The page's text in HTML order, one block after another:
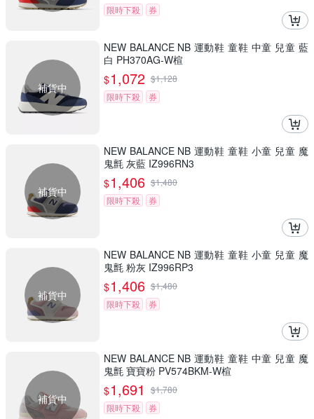
限時下殺 券
補貨中
NEW BALANCE NB 運動鞋 童鞋 中童 兒童 藍
白 PH370AG-W楦
$1,072 $1,128
限時下殺
券
補貨中
NEW BALANCE NB 運動鞋 童鞋 小童 兒童 魔
鬼氈 灰藍 IZ996RN3
$1,406 $1,480
限時下殺
券
補貨中
NEW BALANCE NB 運動鞋 童鞋 小童 兒童 魔
鬼氈 粉灰 IZ996RP3
$1,406 $1,480
限時下殺
券
補貨中
NEW BALANCE NB 運動鞋 童鞋 中童 兒童 魔
鬼氈 寶寶粉 PV574BKM-W楦
$1,691 $1,780
限時下殺
券